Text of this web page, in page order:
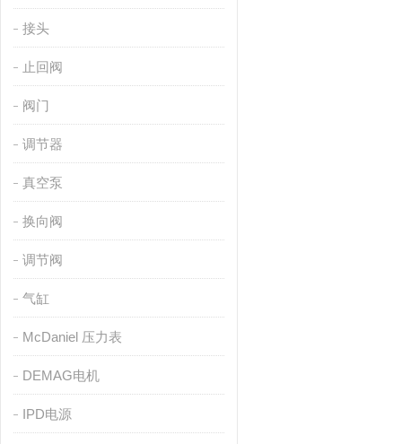
接头
止回阀
阀门
调节器
真空泵
换向阀
调节阀
气缸
McDaniel 压力表
DEMAG电机
IPD电源